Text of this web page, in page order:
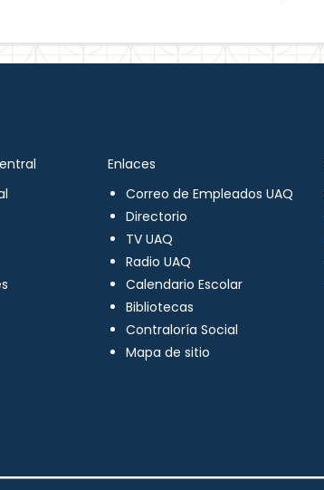
Enlaces
Correo de Empleados UAQ
Directorio
TV UAQ
Radio UAQ
Calendario Escolar
Bibliotecas
Contraloría Social
Mapa de sitio